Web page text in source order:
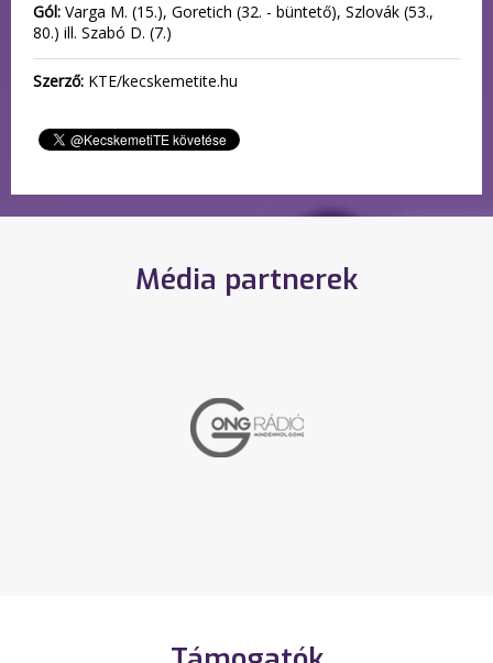
Gól: Varga M. (15.), Goretich (32. - büntető), Szlovák (53.,
80.) ill. Szabó D. (7.)
Szerző: KTE/kecskemetite.hu
Média partnerek